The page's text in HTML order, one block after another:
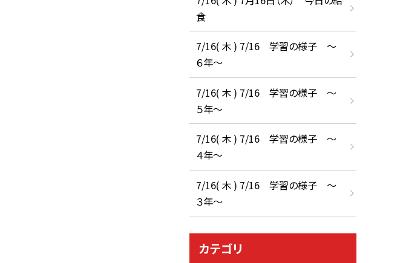
食
7/16( 木 ) 7/16 学習の様子 ～
６年～
7/16( 木 ) 7/16 学習の様子 ～
５年～
7/16( 木 ) 7/16 学習の様子 ～
４年～
7/16( 木 ) 7/16 学習の様子 ～
３年～
カテゴリ